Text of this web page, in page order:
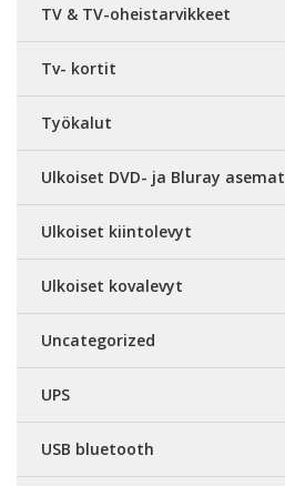
TV & TV-oheistarvikkeet
Tv- kortit
Työkalut
Ulkoiset DVD- ja Bluray asemat
Ulkoiset kiintolevyt
Ulkoiset kovalevyt
Uncategorized
UPS
USB bluetooth